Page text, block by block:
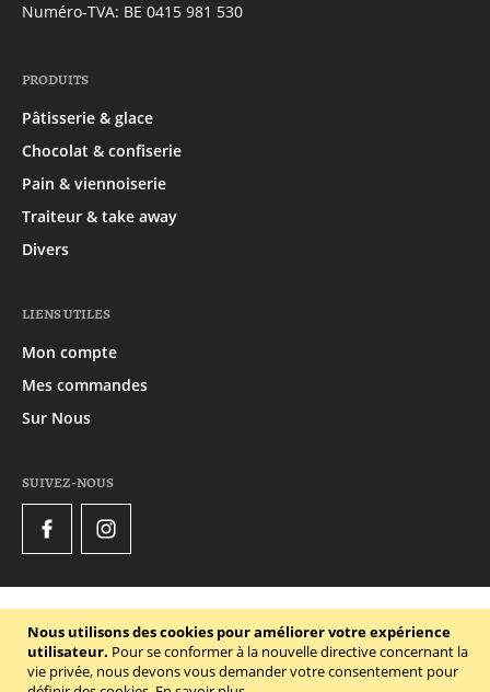
Nous utilisons des cookies pour améliorer votre expérience
utilisateur. Pour se conformer à la nouvelle directive concernant la
vie privée, nous devons vous demander votre consentement pour
Numéro-TVA: BE 0415 981 530
PRODUITS
Pâtisserie & glace
Chocolat & confiserie
Pain & viennoiserie
Traiteur & take away
Divers
LIENS UTILES
Mon compte
Mes commandes
Sur Nous
SUIVEZ-NOUS
FacebookInstagram
Declaration de confidentialité
Conditions générales